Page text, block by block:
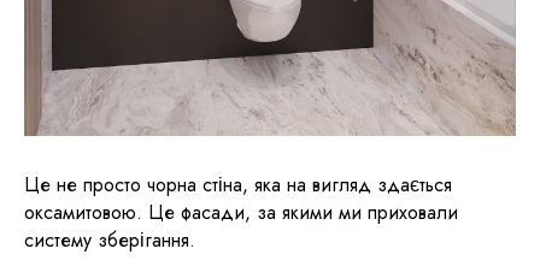
Це не просто чорна стіна, яка на вигляд здається
оксамитовою. Це фасади, за якими ми приховали
систему зберігання.